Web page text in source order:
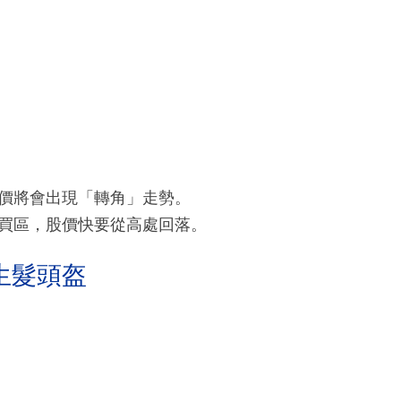
將會出現「轉角」走勢。
區，股價快要從高處回落。
髮頭盔